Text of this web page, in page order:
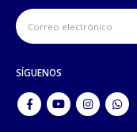
SÍGUENOS